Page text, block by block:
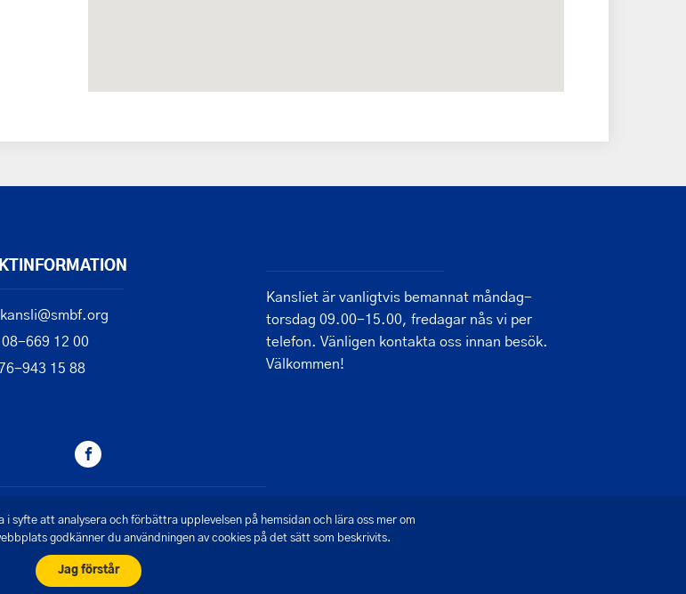
669 12 00
943 15 88
Kansliet är vanligtvis bemannat måndag-
torsdag 09.00-15.00, fredagar nås vi per
telefon. Vänligen kontakta oss innan besök.
Välkommen!
- Saltsjön Mälarens Båtförbund
Skapad av Pigment webbyrå
syfte att analysera och förbättra upplevelsen på hemsidan och lära oss mer om
godkänner du användningen av cookies på det sätt som beskrivits.
Jag förstår